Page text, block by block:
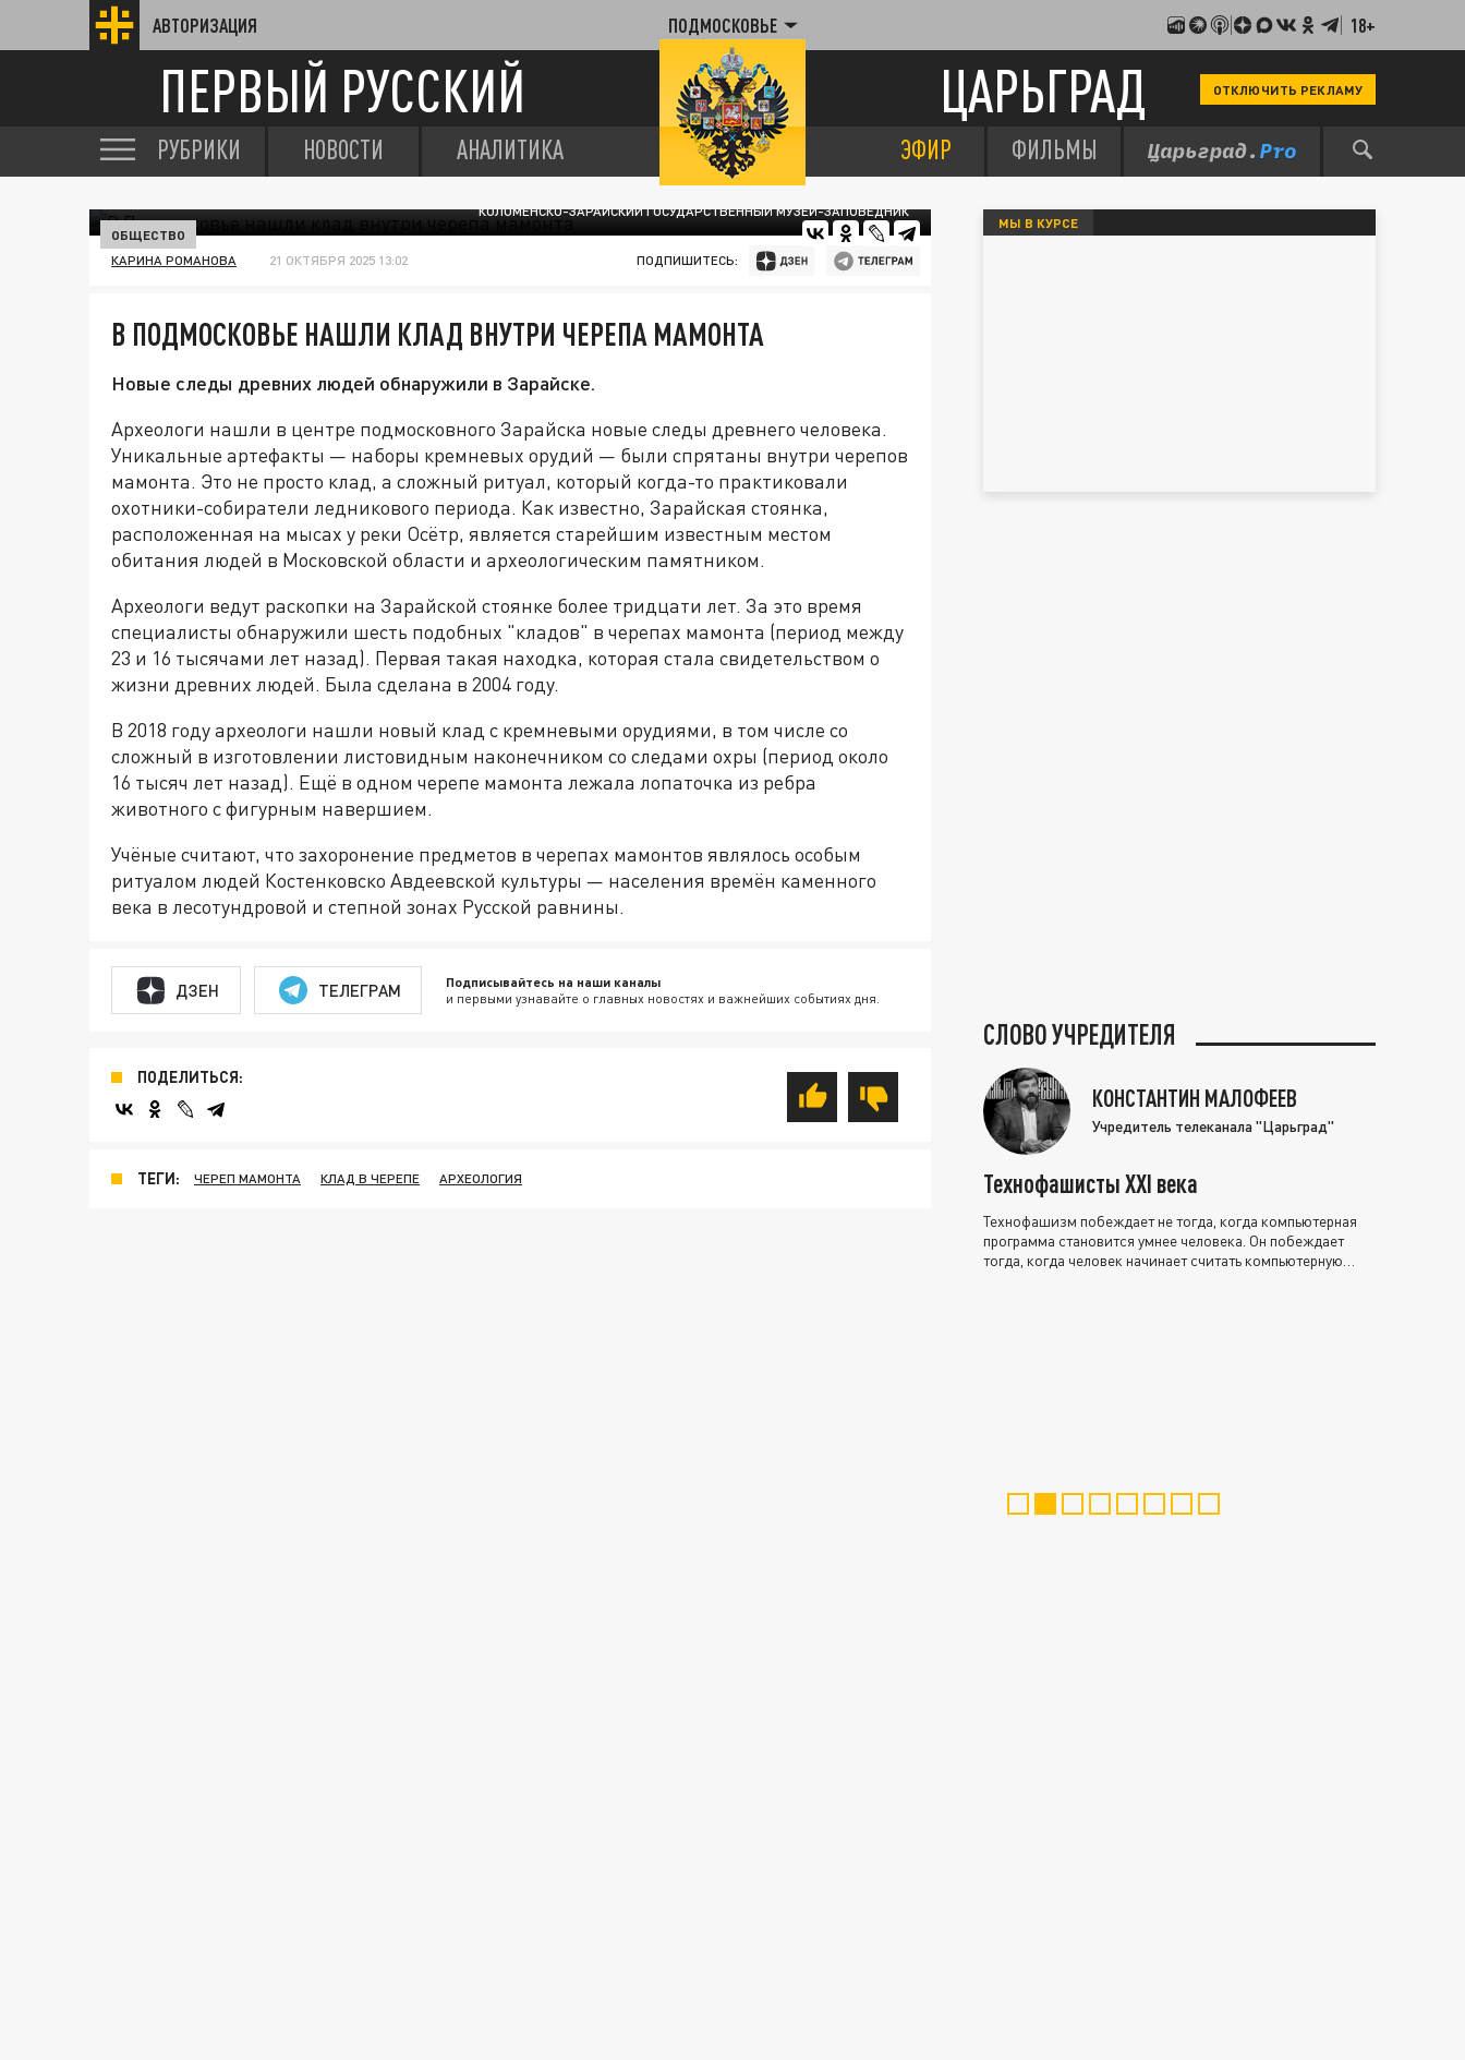
АВТОРИЗАЦИЯ ПОДМОСКОВЬЕ 18+
ПЕРВЫЙ РУССКИЙ ЦАРЬГРАД ОТКЛЮЧИТЬ РЕКЛАМУ
РУБРИКИ НОВОСТИ АНАЛИТИКА ЭФИР ФИЛЬМЫ
КОЛОМЕНСКО-ЗАРАЙСКИЙ ГОСУДАРСТВЕННЫЙ МУЗЕЙ-ЗАПОВЕДНИК
ОБЩЕСТВО
КАРИНА РОМАНОВА 21 ОКТЯБРЯ 2025 13:02 ПОДПИШИТЕСЬ:
В ПОДМОСКОВЬЕ НАШЛИ КЛАД ВНУТРИ ЧЕРЕПА МАМОНТА
Новые следы древних людей обнаружили в Зарайске.
Археологи нашли в центре подмосковного Зарайска новые следы древнего человека.
Уникальные артефакты — наборы кремневых орудий — были спрятаны внутри черепов
мамонта. Это не просто клад, а сложный ритуал, который когда-то практиковали
охотники-собиратели ледникового периода. Как известно, Зарайская стоянка,
расположенная на мысах у реки Осётр, является старейшим известным местом
обитания людей в Московской области и археологическим памятником.
Археологи ведут раскопки на Зарайской стоянке более тридцати лет. За это время
специалисты обнаружили шесть подобных "кладов" в черепах мамонта (период между
23 и 16 тысячами лет назад). Первая такая находка, которая стала свидетельством о
жизни древних людей. Была сделана в 2004 году.
В 2018 году археологи нашли новый клад с кремневыми орудиями, в том числе со
сложный в изготовлении листовидным наконечником со следами охры (период около
16 тысяч лет назад). Ещё в одном черепе мамонта лежала лопаточка из ребра
животного с фигурным навершием.
Учёные считают, что захоронение предметов в черепах мамонтов являлось особым
ритуалом людей Костенковско Авдеевской культуры — населения времён каменного
века в лесотундровой и степной зонах Русской равнины.
ДЗЕН ТЕЛЕГРАМ Подписывайтесь на наши каналы
и первыми узнавайте о главных новостях и важнейших событиях дня.
ПОДЕЛИТЬСЯ:
ТЕГИ: ЧЕРЕП МАМОНТА КЛАД В ЧЕРЕПЕ АРХЕОЛОГИЯ
МЫ В КУРСЕ
СЛОВО УЧРЕДИТЕЛЯ
КОНСТАНТИН МАЛОФЕЕВ
Учредитель телеканала "Царьград"
Технофашисты XXI века
Технофашизм побеждает не тогда, когда компьютерная
программа становится умнее человека. Он побеждает
тогда, когда человек начинает считать компьютерную